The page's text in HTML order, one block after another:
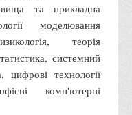
вища та прикладна
моделювання
теорія
системний
цифрові технології
комп'ютерні